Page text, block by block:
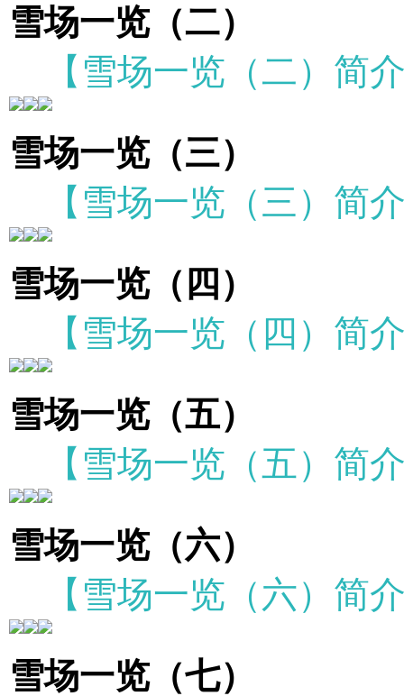
雪场一览（二）
【雪场一览（二）简
雪场一览（三）
【雪场一览（三）简
雪场一览（四）
【雪场一览（四）简
雪场一览（五）
【雪场一览（五）简
雪场一览（六）
【雪场一览（六）简
雪场一览（七）